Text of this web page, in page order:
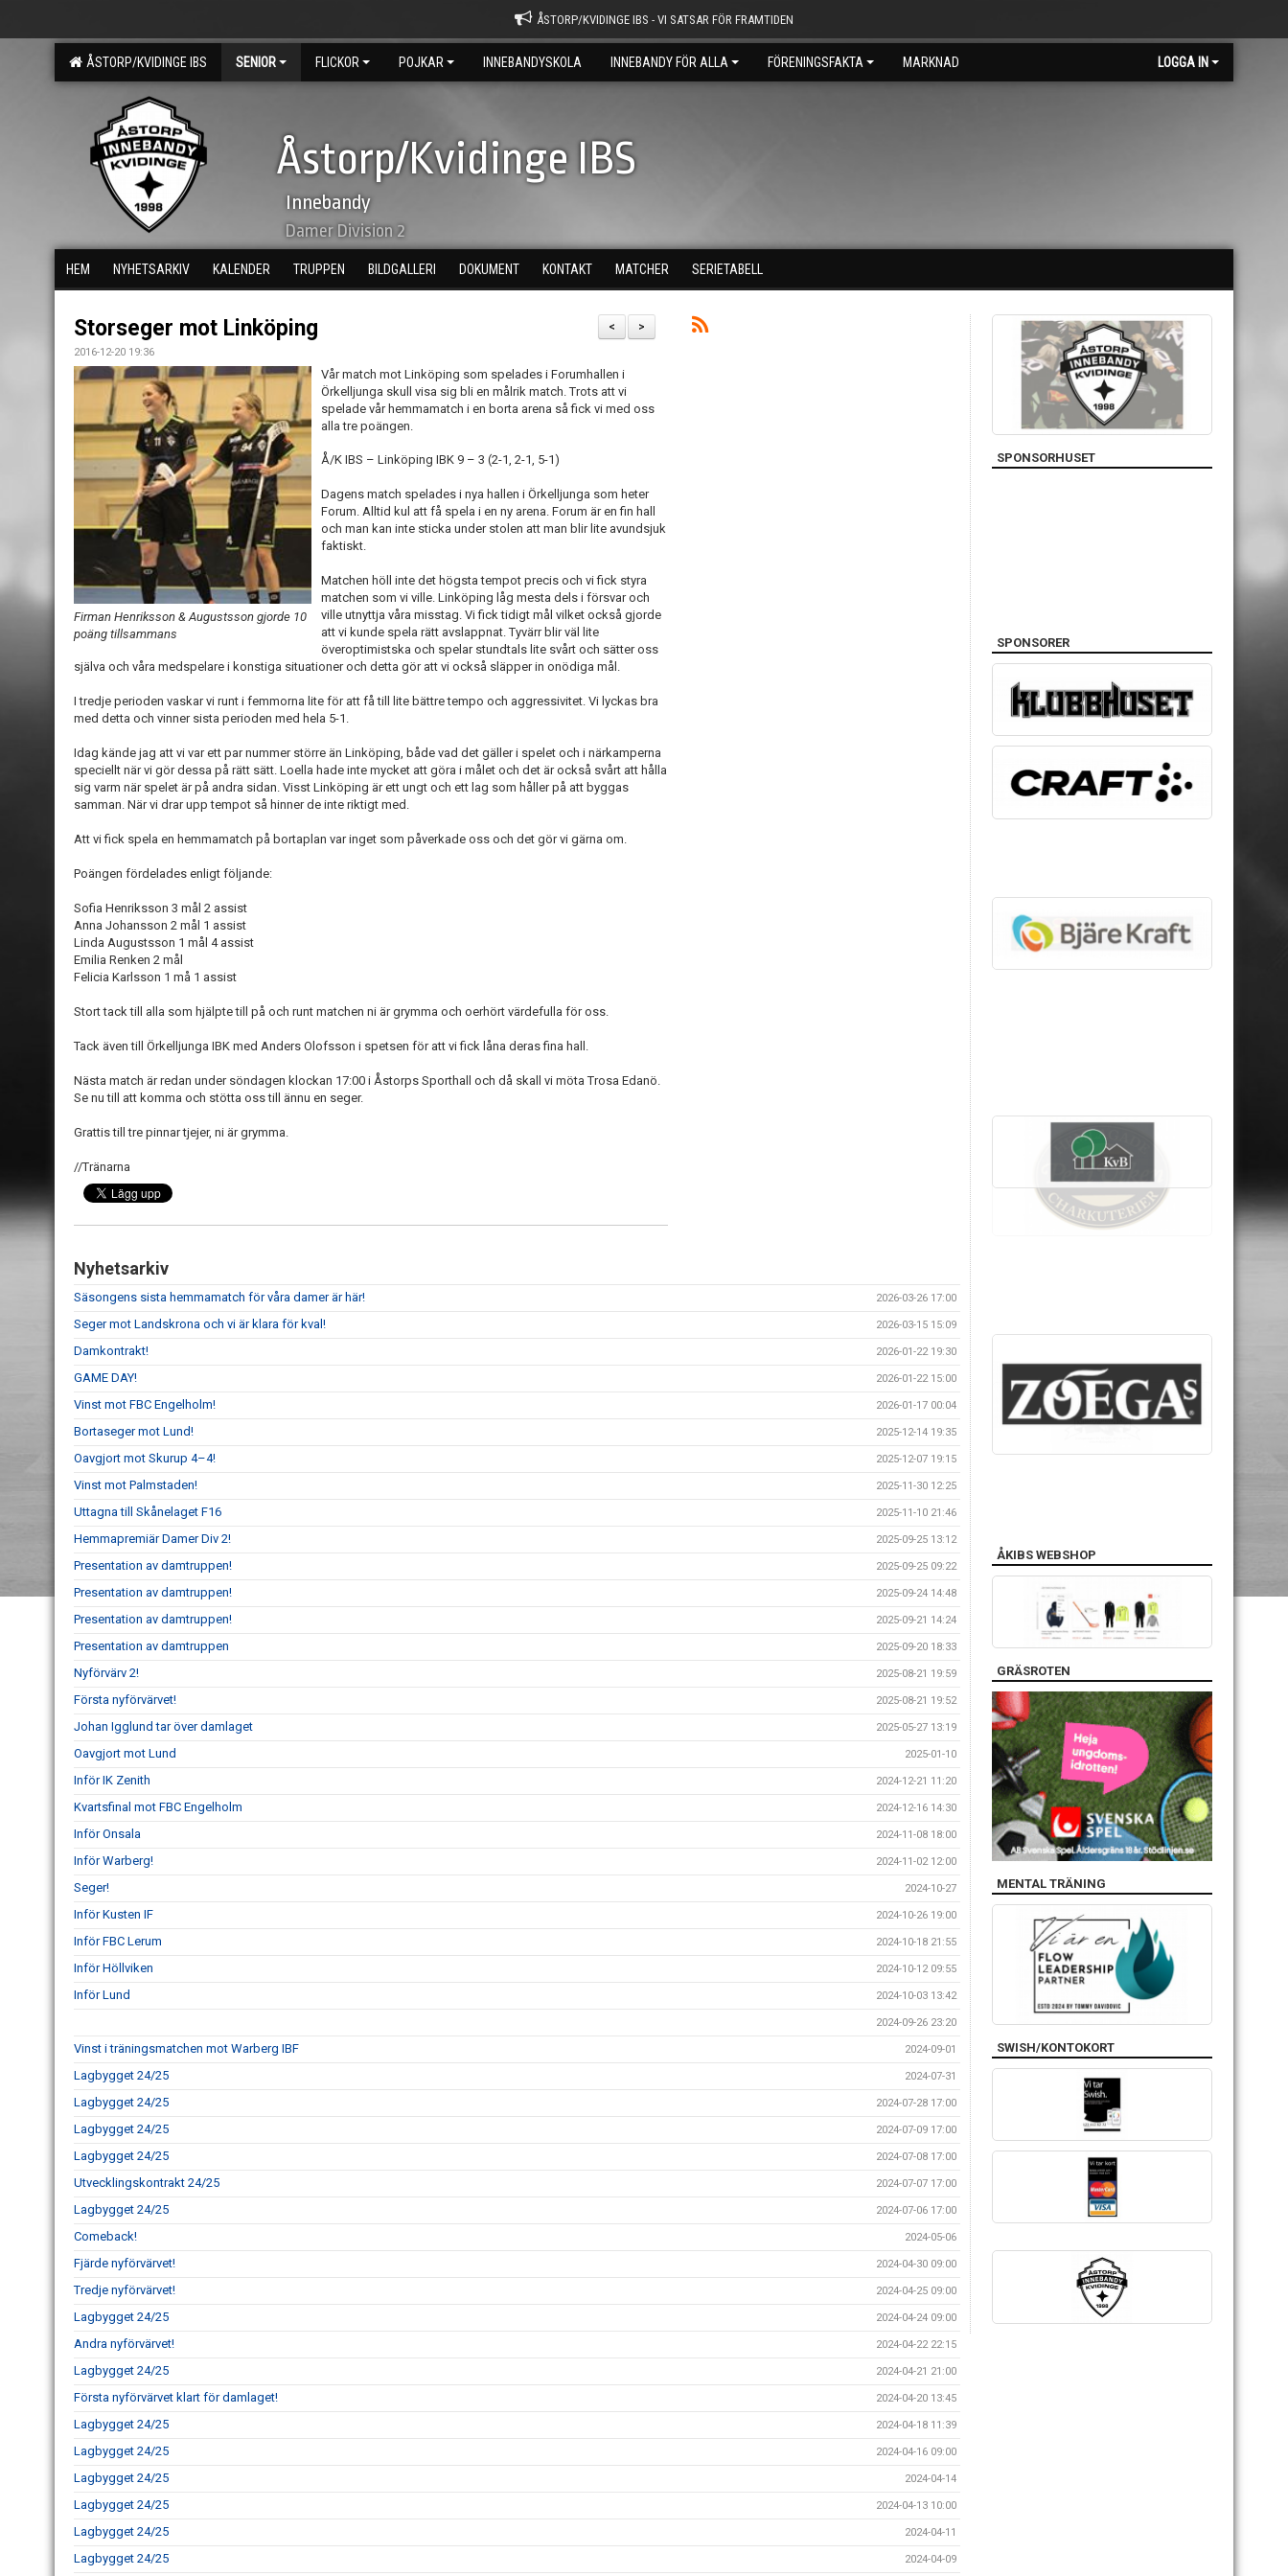
ÅSTORP/KVIDINGE IBS - VI SATSAR FÖR FRAMTIDEN
ÅSTORP/KVIDINGE IBS SENIOR FLICKOR POJKAR INNEBANDYSKOLA INNEBANDY FÖR ALLA FÖRENINGSFAKTA MARKNAD LOGGA IN
Åstorp/Kvidinge IBS
Innebandy
Damer Division 2
HEM NYHETSARKIV KALENDER TRUPPEN BILDGALLERI DOKUMENT KONTAKT MATCHER SERIETABELL
>
<
Storseger mot Linköping
2016-12-20 19:36
Firman Henriksson & Augustsson gjorde 10
poäng tillsammans
Vår match mot Linköping som spelades i Forumhallen i
Örkelljunga skull visa sig bli en målrik match. Trots att vi
spelade vår hemmamatch i en borta arena så fick vi med oss
alla tre poängen.
Å/K IBS – Linköping IBK 9 – 3 (2-1, 2-1, 5-1)
Dagens match spelades i nya hallen i Örkelljunga som heter
Forum. Alltid kul att få spela i en ny arena. Forum är en fin hall
och man kan inte sticka under stolen att man blir lite avundsjuk
faktiskt.
Matchen höll inte det högsta tempot precis och vi fick styra
matchen som vi ville. Linköping låg mesta dels i försvar och
ville utnyttja våra misstag. Vi fick tidigt mål vilket också gjorde
att vi kunde spela rätt avslappnat. Tyvärr blir väl lite
överoptimistska och spelar stundtals lite svårt och sätter oss
själva och våra medspelare i konstiga situationer och detta gör att vi också släpper in onödiga mål.
I tredje perioden vaskar vi runt i femmorna lite för att få till lite bättre tempo och aggressivitet. Vi lyckas bra
med detta och vinner sista perioden med hela 5-1.
Idag kände jag att vi var ett par nummer större än Linköping, både vad det gäller i spelet och i närkamperna
speciellt när vi gör dessa på rätt sätt. Loella hade inte mycket att göra i målet och det är också svårt att hålla
sig varm när spelet är på andra sidan. Visst Linköping är ett ungt och ett lag som håller på att byggas
samman. När vi drar upp tempot så hinner de inte riktigt med.
Att vi fick spela en hemmamatch på bortaplan var inget som påverkade oss och det gör vi gärna om.
Poängen fördelades enligt följande:
Sofia Henriksson 3 mål 2 assist
Anna Johansson 2 mål 1 assist
Linda Augustsson 1 mål 4 assist
Emilia Renken 2 mål
Felicia Karlsson 1 må 1 assist
Stort tack till alla som hjälpte till på och runt matchen ni är grymma och oerhört värdefulla för oss.
Tack även till Örkelljunga IBK med Anders Olofsson i spetsen för att vi fick låna deras fina hall.
Nästa match är redan under söndagen klockan 17:00 i Åstorps Sporthall och då skall vi möta Trosa Edanö.
Se nu till att komma och stötta oss till ännu en seger.
Grattis till tre pinnar tjejer, ni är grymma.
//Tränarna
Nyhetsarkiv
Säsongens sista hemmamatch för våra damer är här! 2026-03-26 17:00
Seger mot Landskrona och vi är klara för kval! 2026-03-15 15:09
Damkontrakt! 2026-01-22 19:30
GAME DAY! 2026-01-22 15:00
Vinst mot FBC Engelholm! 2026-01-17 00:04
Bortaseger mot Lund! 2025-12-14 19:35
Oavgjort mot Skurup 4–4! 2025-12-07 19:15
Vinst mot Palmstaden! 2025-11-30 12:25
Uttagna till Skånelaget F16 2025-11-10 21:46
Hemmapremiär Damer Div 2! 2025-09-25 13:12
Presentation av damtruppen! 2025-09-25 09:22
Presentation av damtruppen! 2025-09-24 14:48
Presentation av damtruppen! 2025-09-21 14:24
Presentation av damtruppen 2025-09-20 18:33
Nyförvärv 2! 2025-08-21 19:59
Första nyförvärvet! 2025-08-21 19:52
Johan Igglund tar över damlaget 2025-05-27 13:19
Oavgjort mot Lund 2025-01-10
Inför IK Zenith 2024-12-21 11:20
Kvartsfinal mot FBC Engelholm 2024-12-16 14:30
Inför Onsala 2024-11-08 18:00
Inför Warberg! 2024-11-02 12:00
Seger! 2024-10-27
Inför Kusten IF 2024-10-26 19:00
Inför FBC Lerum 2024-10-18 21:55
Inför Höllviken 2024-10-12 09:55
Inför Lund 2024-10-03 13:42
2024-09-26 23:20
Vinst i träningsmatchen mot Warberg IBF 2024-09-01
Lagbygget 24/25 2024-07-31
Lagbygget 24/25 2024-07-28 17:00
Lagbygget 24/25 2024-07-09 17:00
Lagbygget 24/25 2024-07-08 17:00
Utvecklingskontrakt 24/25 2024-07-07 17:00
Lagbygget 24/25 2024-07-06 17:00
Comeback! 2024-05-06
Fjärde nyförvärvet! 2024-04-30 09:00
Tredje nyförvärvet! 2024-04-25 09:00
Lagbygget 24/25 2024-04-24 09:00
Andra nyförvärvet! 2024-04-22 22:15
Lagbygget 24/25 2024-04-21 21:00
Första nyförvärvet klart för damlaget! 2024-04-20 13:45
Lagbygget 24/25 2024-04-18 11:39
Lagbygget 24/25 2024-04-16 09:00
Lagbygget 24/25 2024-04-14
Lagbygget 24/25 2024-04-13 10:00
Lagbygget 24/25 2024-04-11
Lagbygget 24/25 2024-04-09
SPONSORHUSET
SPONSORER
ÅKIBS WEBSHOP
GRÄSROTEN
MENTAL TRÄNING
SWISH/KONTOKORT